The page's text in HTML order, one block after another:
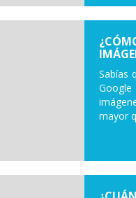
Sabías
Google
mayor